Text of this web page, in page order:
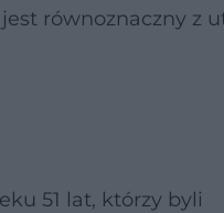
równoznaczny z
51 lat, którzy byli